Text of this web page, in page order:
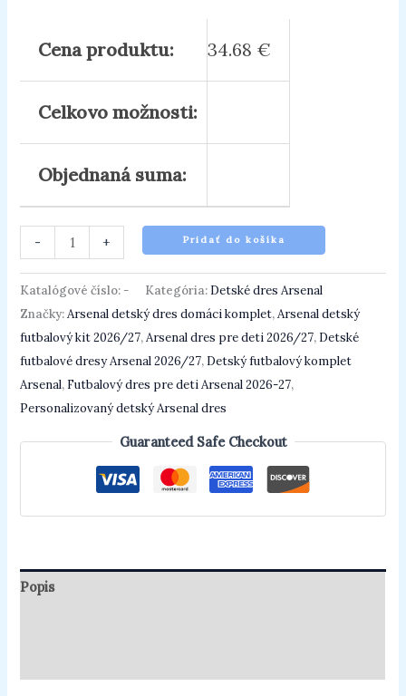
Cena produktu: 34.68 €
Celkovo možnosti:
Objednaná suma:
- + Pridať do košíka
Katalógové číslo: - Kategória: Detské dres Arsenal
Značky:Arsenal detský dres domáci komplet,Arsenal detský
futbalový kit 2026/27,Arsenal dres pre deti 2026/27, Detské
futbalové dresy Arsenal 2026/27, Detský futbalový komplet
Arsenal, Futbalový dres pre deti Arsenal 2026-27,
Personalizovaný detský Arsenal dres
Guaranteed Safe Checkout
Popis